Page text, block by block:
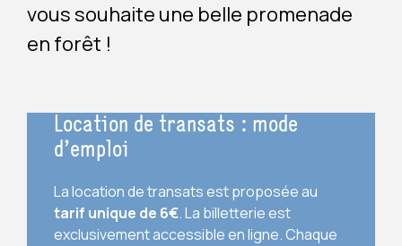
vous souhaite une belle promenade
en forêt !
Location de transats : mode
d’emploi
La location de transats est proposée au
tarif unique de 6€. La billetterie est
exclusivement accessible en ligne. Chaque